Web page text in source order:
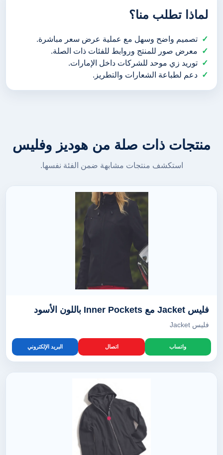
لماذا تطلب منا؟
تصميم واضح وسهل مع عملية عرض سعر مباشرة.
معرض صور للمنتج وروابط للفئات ذات الصلة.
توريد زي موحد للشركات داخل الإمارات.
دعم لطباعة الشعارات والتطريز.
منتجات ذات صلة من هوديز وفليس
استكشف منتجات مشابهة ضمن الفئة نفسها.
فليس Jacket مع Inner Pockets باللون الأسود
فليس Jacket
واتساب اتصال البريد الإلكتروني